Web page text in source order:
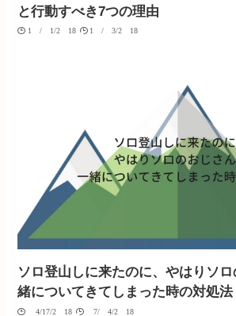
と行動すべき7つの理由
10/01/2018 10/03/2018
ソロ登山しに来たのに、やはりソ
緒についてきてしまった時の対処法
04/17/2018 07/04/2018